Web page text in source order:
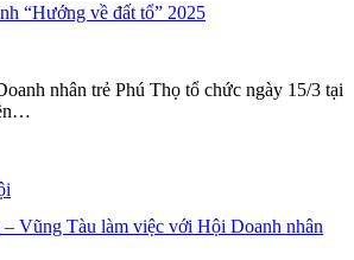
“Hướng về đất tổ” 2025
nhân trẻ Phú Thọ tổ chức ngày 15/3 tại
Vũng Tàu làm việc với Hội Doanh nhân